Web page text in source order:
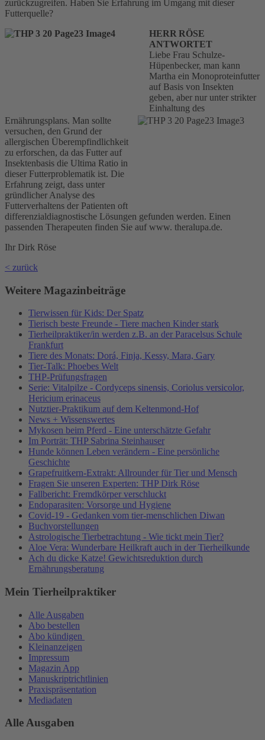
zurückzugreifen. Haben Sie Erfahrung im Umgang mit dieser
Futterquelle?
HERR RÖSE
ANTWORTET
Liebe Frau Schulze-
Hüpenbecker, man kann
Martha ein Monoproteinfutter
auf Basis von Insekten
geben, aber nur unter strikter
Einhaltung des
Ernährungsplans. Man sollte
versuchen, den Grund der
allergischen Überempfindlichkeit
zu erforschen, da das Futter auf
Insektenbasis die Ultima Ratio in
dieser Futterproblematik ist. Die
Erfahrung zeigt, dass unter
gründlicher Analyse des
Futterverhaltens der Patienten oft
differenzialdiagnostische Lösungen gefunden werden. Einen
passenden Therapeuten finden Sie auf www. theralupa.de.
Ihr Dirk Röse
< zurück
Weitere Magazinbeiträge
Tierwissen für Kids: Der Spatz
Tierisch beste Freunde - Tiere machen Kinder stark
Tierheilpraktiker/in werden z.B. an der Paracelsus Schule
Frankfurt
Tiere des Monats: Dorá, Finja, Kessy, Mara, Gary
Tier-Talk: Phoebes Welt
THP-Prüfungsfragen
Serie: Vitalpilze - Cordyceps sinensis, Coriolus versicolor,
Hericium erinaceus
Nutztier-Praktikum auf dem Keltenmond-Hof
News + Wissenswertes
Mykosen beim Pferd - Eine unterschätzte Gefahr
Im Porträt: THP Sabrina Steinhauser
Hunde können Leben verändern - Eine persönliche
Geschichte
Grapefruitkern-Extrakt: Allrounder für Tier und Mensch
Fragen Sie unseren Experten: THP Dirk Röse
Fallbericht: Fremdkörper verschluckt
Endoparasiten: Vorsorge und Hygiene
Covid-19 - Gedanken vom tier-menschlichen Diwan
Buchvorstellungen
Astrologische Tierbetrachtung - Wie tickt mein Tier?
Aloe Vera: Wunderbare Heilkraft auch in der Tierheilkunde
Ach du dicke Katze! Gewichtsreduktion durch
Ernährungsberatung
Mein Tierheilpraktiker
Alle Ausgaben
Abo bestellen
Abo kündigen
Kleinanzeigen
Impressum
Magazin App
Manuskriptrichtlinien
Praxispräsentation
Mediadaten
Alle Ausgaben